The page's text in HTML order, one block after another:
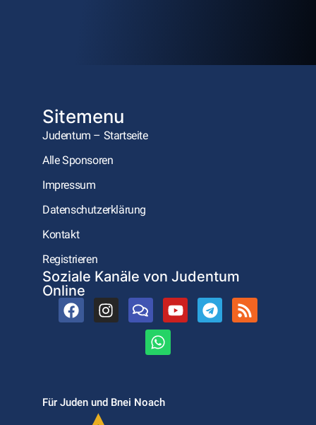
Sitemenu
Judentum – Startseite
Alle Sponsoren
Impressum
Datenschutzerklärung
Kontakt
Registrieren
Soziale Kanäle von Judentum
Online
Für Juden und Bnei Noach